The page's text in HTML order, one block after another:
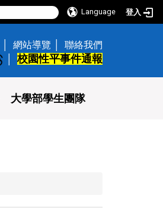
Language 登入
網站導覽
聯絡我們
校園性平事件通報
大學部學生團隊